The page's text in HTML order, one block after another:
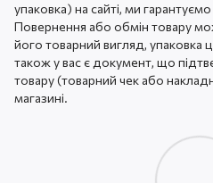
упаковка) на сайті, ми гарантуємо
Повернення або обмін товару
його товарний вигляд, упаковка
також у вас є документ, що
товару (товарний чек або
магазині.